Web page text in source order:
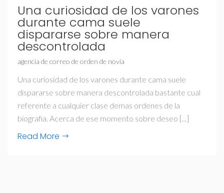
Una curiosidad de los varones
durante cama suele
dispararse sobre manera
descontrolada
agencia de correo de orden de novia
Una curiosidad de los varones durante cama suele
dispararse sobre manera descontrolada bastante cual
referente a cualquier clase demas ordenes de la
biografia. Acerca de ese momento sobre deseo [...]
Read More